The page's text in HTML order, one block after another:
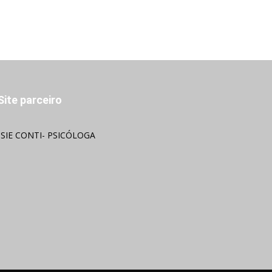
parceiro
CONTI- PSICÓLOGA